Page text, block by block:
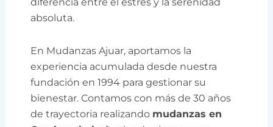
absoluta.
En Mudanzas Ajuar, aportamos la
experiencia acumulada desde nuestra
fundación en 1994 para gestionar su
bienestar. Contamos con más de 30 años
de trayectoria realizando mudanzas en